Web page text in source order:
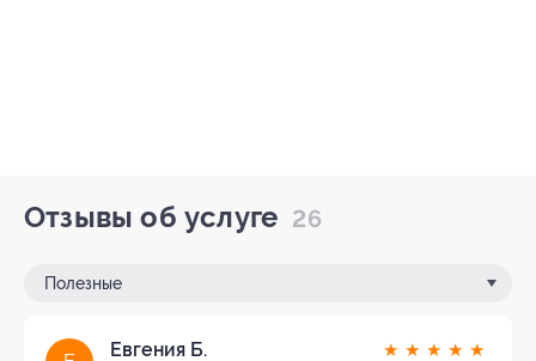
Отзывы об услуге 26
Полезные
Евгения Б. ★ ★ ★ ★ ★